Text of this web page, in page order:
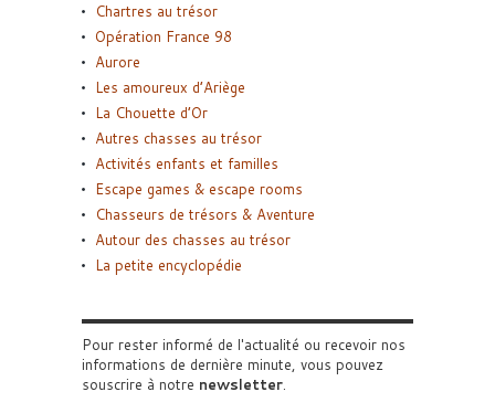
Chartres au trésor
Opération France 98
Aurore
Les amoureux d’Ariège
La Chouette d’Or
Autres chasses au trésor
Activités enfants et familles
Escape games & escape rooms
Chasseurs de trésors & Aventure
Autour des chasses au trésor
La petite encyclopédie
Pour rester informé de l'actualité ou recevoir nos
informations de dernière minute, vous pouvez
souscrire à notre newsletter.